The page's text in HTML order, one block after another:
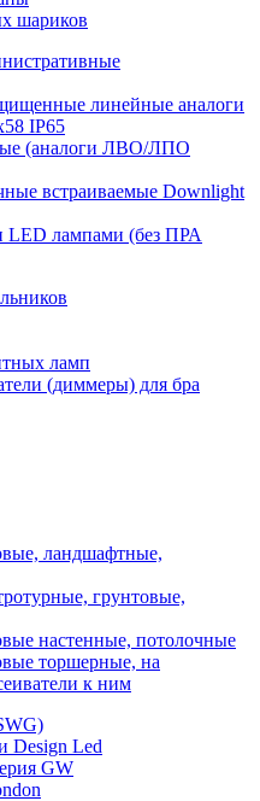
шариков
линейные аналоги
IP65
(аналоги ЛВО/ЛПО
встраиваемые Downlight
LED лампами (без ПРА
ламп
(диммеры) для бра
ландшафтные,
грунтовые,
настенные, потолочные
торшерные, на
к ним
Design Led
GW